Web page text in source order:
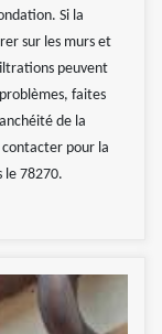
Si la
sur les murs et
peuvent
faites
de la
pour la
le 78270.